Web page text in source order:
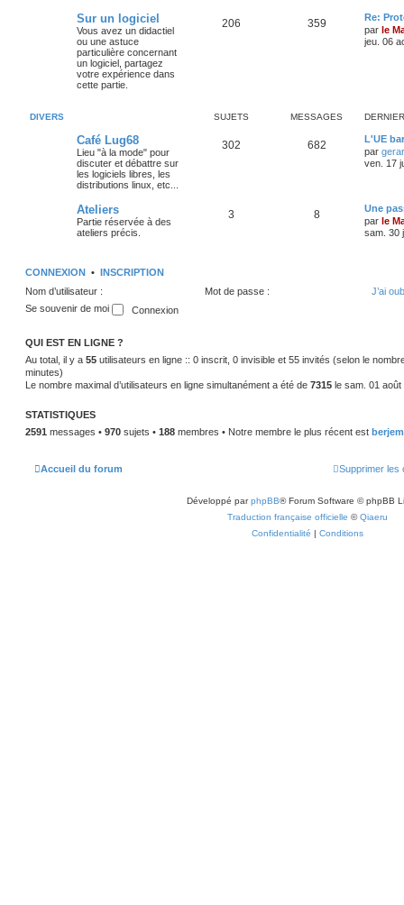
Sur un logiciel
Vous avez un didactiel
ou une astuce
particulière concernant
un logiciel, partagez
votre expérience dans
cette partie.
206 359
Re:
par le
jeu. 06
DIVERS SUJETS MESSAGES
Café Lug68
Lieu "à la mode" pour
discuter et débattre sur
les logiciels libres, les
distributions linux, etc...
302 682
L'UE
par
ven. 17
Ateliers
Partie réservée à des
ateliers précis.
3 8
Une
par le
sam. 30
CONNEXION • INSCRIPTION
Nom d’utilisateur :
Mot de passe :
J’ai
Se souvenir de moi
QUI EST EN LIGNE ?
Au total, il y a 55 utilisateurs en ligne :: 0 inscrit, 0 invisible et 55 invités (selon le
minutes)
Le nombre maximal d’utilisateurs en ligne simultanément a été de 7315 le sam. 01 août
STATISTIQUES
2591 messages • 970 sujets • 188 membres • Notre membre le plus récent est
Accueil du forum Supprimer les
Développé parphpBB® Forum Software © phpBB
Traduction française officielle ©Qiaeru
Confidentialité | Conditions